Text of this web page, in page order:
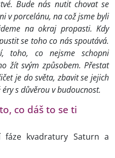
Bude nás nutit chovat se
v porcelánu, na což jsme byli
na okraj propasti. Kdy
se toho co nás spoutává.
toho, co nejsme schopni
žít svým způsobem. Přestat
je do světa, zbavit se jejich
s důvěrou v budoucnost.
co dáš to se ti
fáze kvadratury Saturn a